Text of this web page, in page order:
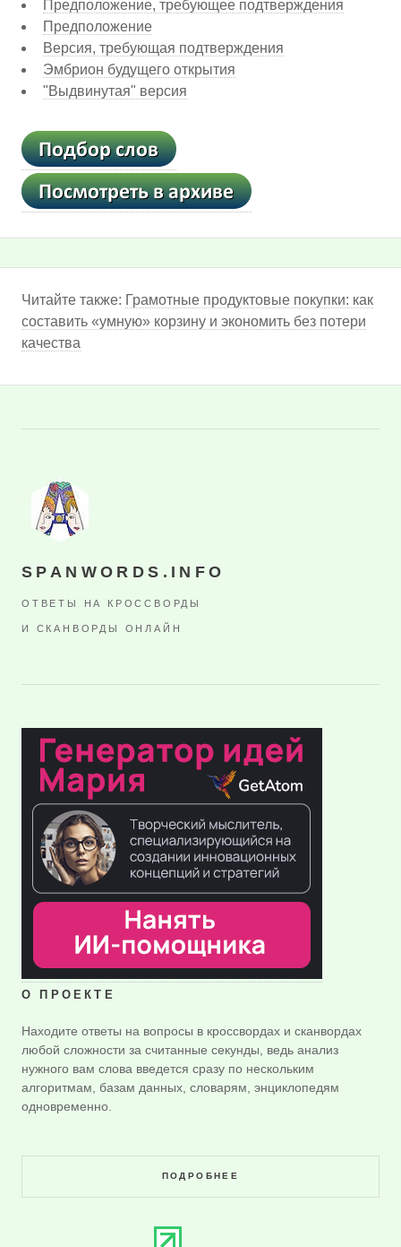
Предположение, требующее подтверждения
Предположение
Версия, требующая подтверждения
Эмбрион будущего открытия
"Выдвинутая" версия
Читайте также: Грамотные продуктовые покупки: как
составить «умную» корзину и экономить без потери
качества
SPANWORDS.INFO
ОТВЕТЫ НА КРОССВОРДЫ
И СКАНВОРДЫ ОНЛАЙН
О ПРОЕКТЕ
Находите ответы на вопросы в кроссвордах и сканвордах
любой сложности за считанные секунды, ведь анализ
нужного вам слова введется сразу по нескольким
алгоритмам, базам данных, словарям, энциклопедям
одновременно.
ПОДРОБНЕЕ